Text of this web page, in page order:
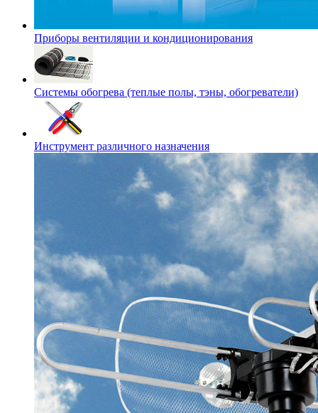
Приборы вентиляции и кондиционирования
Системы обогрева (теплые полы, тэны, обогреватели)
Инструмент различного назначения